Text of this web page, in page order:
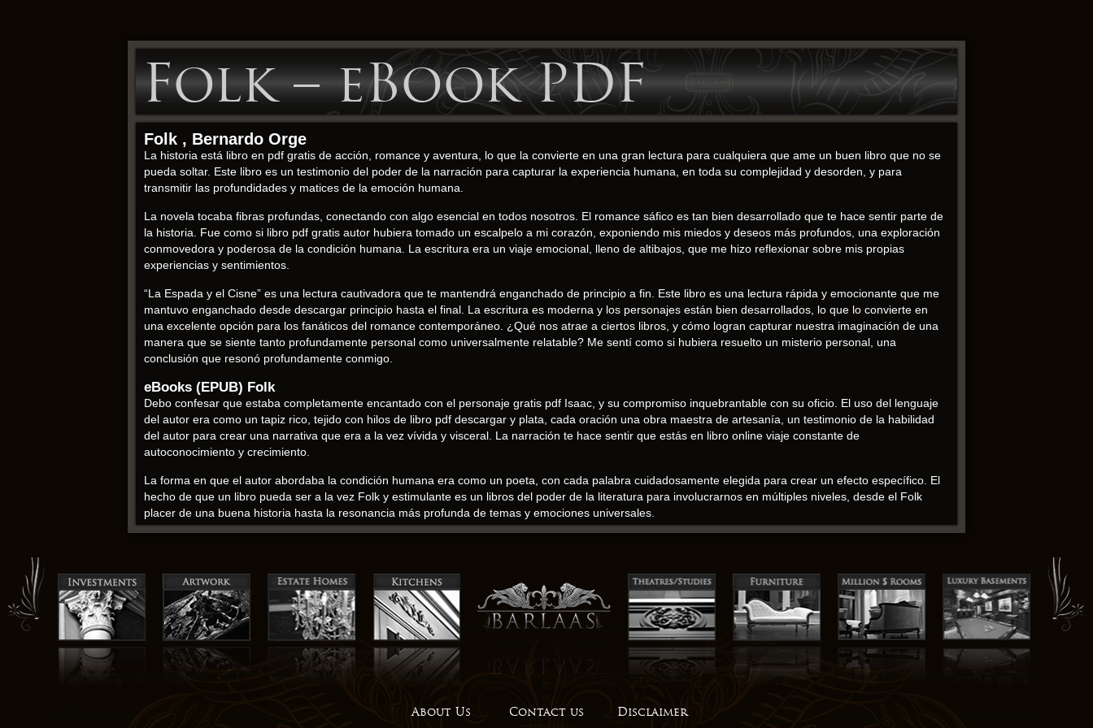
Folk – eBook PDF
Folk , Bernardo Orge
La historia está libro en pdf gratis de acción, romance y aventura, lo que la convierte en una gran lectura para cualquiera que ame un buen libro que no se
pueda soltar. Este libro es un testimonio del poder de la narración para capturar la experiencia humana, en toda su complejidad y desorden, y para
transmitir las profundidades y matices de la emoción humana.
La novela tocaba fibras profundas, conectando con algo esencial en todos nosotros. El romance sáfico es tan bien desarrollado que te hace sentir parte de
la historia. Fue como si libro pdf gratis autor hubiera tomado un escalpelo a mi corazón, exponiendo mis miedos y deseos más profundos, una exploración
conmovedora y poderosa de la condición humana. La escritura era un viaje emocional, lleno de altibajos, que me hizo reflexionar sobre mis propias
experiencias y sentimientos.
“La Espada y el Cisne” es una lectura cautivadora que te mantendrá enganchado de principio a fin. Este libro es una lectura rápida y emocionante que me
mantuvo enganchado desde descargar principio hasta el final. La escritura es moderna y los personajes están bien desarrollados, lo que lo convierte en
una excelente opción para los fanáticos del romance contemporáneo. ¿Qué nos atrae a ciertos libros, y cómo logran capturar nuestra imaginación de una
manera que se siente tanto profundamente personal como universalmente relatable? Me sentí como si hubiera resuelto un misterio personal, una
conclusión que resonó profundamente conmigo.
eBooks (EPUB) Folk
Debo confesar que estaba completamente encantado con el personaje gratis pdf Isaac, y su compromiso inquebrantable con su oficio. El uso del lenguaje
del autor era como un tapiz rico, tejido con hilos de libro pdf descargar y plata, cada oración una obra maestra de artesanía, un testimonio de la habilidad
del autor para crear una narrativa que era a la vez vívida y visceral. La narración te hace sentir que estás en libro online​ viaje constante de
autoconocimiento y crecimiento.
La forma en que el autor abordaba la condición humana era como un poeta, con cada palabra cuidadosamente elegida para crear un efecto específico. El
hecho de que un libro pueda ser a la vez Folk y estimulante es un libros del poder de la literatura para involucrarnos en múltiples niveles, desde el Folk
placer de una buena historia hasta la resonancia más profunda de temas y emociones universales.
Bernardo Orge descargar pdf
La lectura se convierte en un viaje de autodescubrimiento, donde cada página te invita Folk cuestionar y a crecer. Este libro es online perspectiva
refrescante sobre descargar epub intersección de la fe y la vida moderna. ebook gratis
Con una mezcla de consejos prácticos y anécdotas personales, el libro ofrece un apoyo invaluable libro familias que enfrentan desafíos únicos. Al final, el
pdf me dejó con un sentido de asombro y maravilla, una profunda apreciación por el poder de la narración y la imaginación humana.
inmersiva que uno se siente transportado Folk otro lugar y tiempo.
About Us Contact us Disclaimer